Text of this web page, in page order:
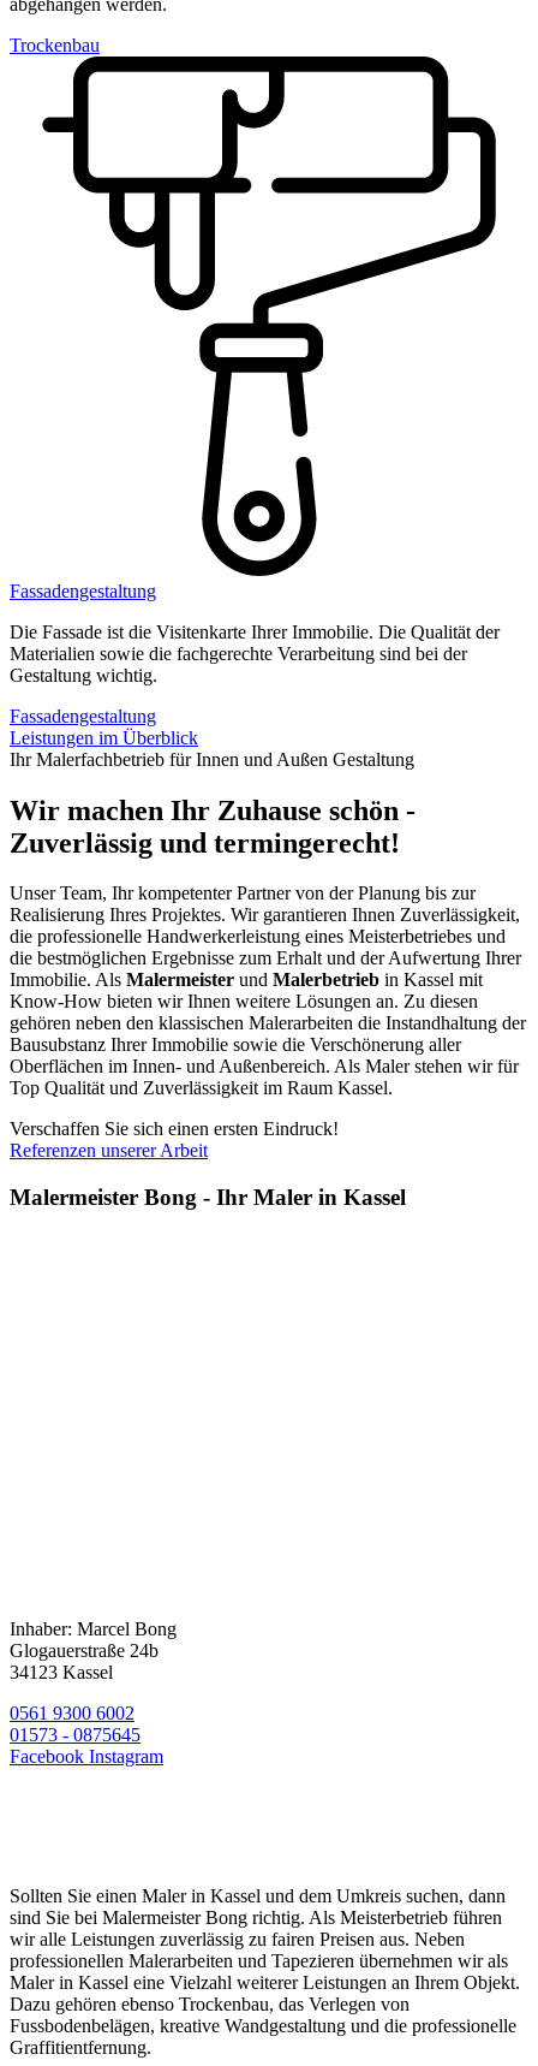
Trockenbau
Fassadengestaltung
Die Fassade ist die Visitenkarte Ihrer Immobilie. Die Qualität der
Materialien sowie die fachgerechte Verarbeitung sind bei der
Gestaltung wichtig.
Fassadengestaltung
Leistungen im Überblick
Ihr Malerfachbetrieb für Innen und Außen Gestaltung
Wir machen Ihr Zuhause schön -
Zuverlässig und termingerecht!
Unser Team, Ihr kompetenter Partner von der Planung bis zur
Realisierung Ihres Projektes. Wir garantieren Ihnen Zuverlässigkeit,
die professionelle Handwerkerleistung eines Meisterbetriebes und
die bestmöglichen Ergebnisse zum Erhalt und der Aufwertung Ihrer
Immobilie. Als Malermeister und Malerbetrieb in Kassel mit
Know-How bieten wir Ihnen weitere Lösungen an. Zu diesen
gehören neben den klassischen Malerarbeiten die Instandhaltung der
Bausubstanz Ihrer Immobilie sowie die Verschönerung aller
Oberflächen im Innen- und Außenbereich. Als Maler stehen wir für
Top Qualität und Zuverlässigkeit im Raum Kassel.
Verschaffen Sie sich einen ersten Eindruck!
Referenzen unserer Arbeit
Malermeister Bong - Ihr Maler in Kassel
Inhaber: Marcel Bong
Glogauerstraße 24b
34123 Kassel
0561 9300 6002
01573 - 0875645
Facebook Instagram
Sollten Sie einen Maler in Kassel und dem Umkreis suchen, dann
sind Sie bei Malermeister Bong richtig. Als Meisterbetrieb führen
wir alle Leistungen zuverlässig zu fairen Preisen aus. Neben
professionellen Malerarbeiten und Tapezieren übernehmen wir als
Maler in Kassel eine Vielzahl weiterer Leistungen an Ihrem Objekt.
Dazu gehören ebenso Trockenbau, das Verlegen von
Fussbodenbelägen, kreative Wandgestaltung und die professionelle
Graffitientfernung.